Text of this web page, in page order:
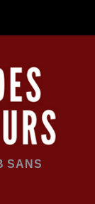
SANS